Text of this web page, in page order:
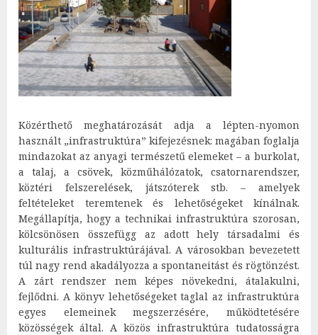
Közérthető meghatározását adja a lépten-nyomon
használt „infrastruktúra” kifejezésnek: magában foglalja
mindazokat az anyagi természetű elemeket – a burkolat,
a talaj, a csövek, közműhálózatok, csatornarendszer,
köztéri felszerelések, játszóterek stb. – amelyek
feltételeket teremtenek és lehetőségeket kínálnak.
Megállapítja, hogy a technikai infrastruktúra szorosan,
kölcsönösen összefügg az adott hely társadalmi és
kulturális infrastruktúrájával. A városokban bevezetett
túl nagy rend akadályozza a spontaneitást és rögtönzést.
A zárt rendszer nem képes növekedni, átalakulni,
fejlődni. A könyv lehetőségeket taglal az infrastruktúra
egyes elemeinek megszerzésére, működtetésére
közösségek által. A közös infrastruktúra tudatosságra